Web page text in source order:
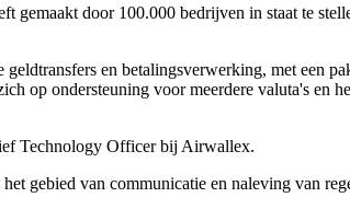
gemaakt door 100.000 bedrijven in staat te
en betalingsverwerking, met een
op ondersteuning voor meerdere valuta's en
Technology Officer bij Airwallex.
gebied van communicatie en naleving van